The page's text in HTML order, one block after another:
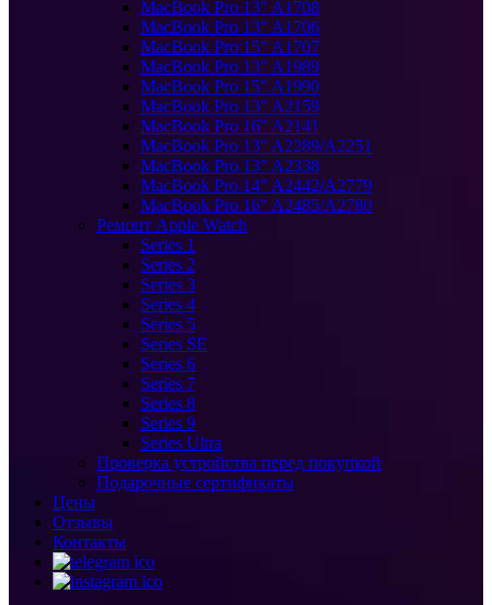
MacBook Pro 13" A1708
MacBook Pro 13" A1706
MacBook Pro 15" A1707
MacBook Pro 13" A1989
MacBook Pro 15" A1990
MacBook Pro 13" A2159
MacBook Pro 16" A2141
MacBook Pro 13" A2289/A2251
MacBook Pro 13" A2338
MacBook Pro 14" A2442/A2779
MacBook Pro 16" A2485/A2780
Ремонт Apple Watch
Series 1
Series 2
Series 3
Series 4
Series 5
Series SE
Series 6
Series 7
Series 8
Series 9
Series Ultra
Проверка устройства перед покупкой
Подарочные сертификаты
Цены
Отзывы
Контакты